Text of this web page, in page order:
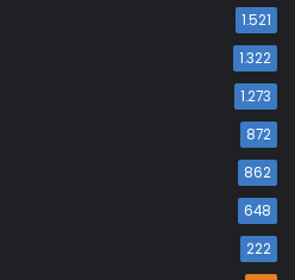
1.521
1.322
1.273
872
862
648
222